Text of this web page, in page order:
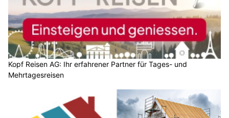
Kopf Reisen AG: Ihr erfahrener Partner für Tages- und
Mehrtagesreisen